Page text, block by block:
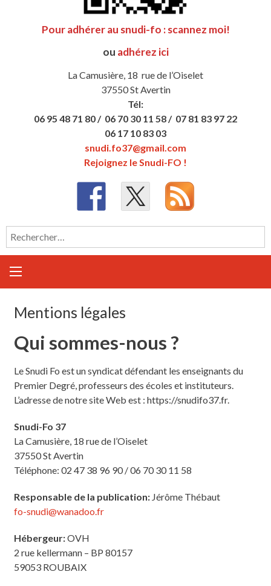
Pour adhérer au snudi-fo : scannez moi!
ou adhérez ici
La Camusière, 18 rue de l’Oiselet
37550 St Avertin
Tél:
06 95 48 71 80 / 06 70 30 11 58 / 07 81 83 97 22
06 17 10 83 03
snudi.fo37@gmail.com
Rejoignez le Snudi-FO !
Rechercher :
Mentions légales
Qui sommes-nous ?
Le Snudi Fo est un syndicat défendant les enseignants du
Premier Degré, professeurs des écoles et instituteurs.
L’adresse de notre site Web est : https://snudifo37.fr.
Snudi-Fo 37
La Camusière, 18 rue de l’Oiselet
37550 St Avertin
Téléphone: 02 47 38 96 90 / 06 70 30 11 58
Responsable de la publication:Jérôme Thébaut
fo-snudi@wanadoo.fr
Hébergeur:OVH
2 rue kellermann – BP 80157
59053 ROUBAIX